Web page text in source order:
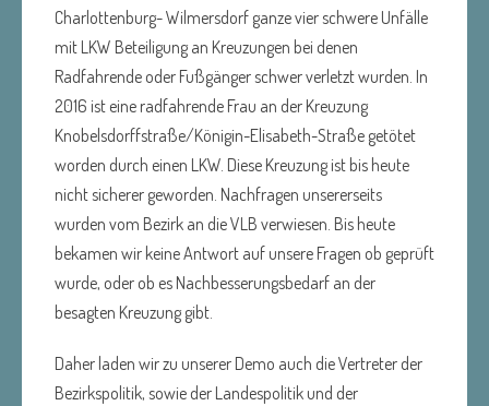
Charlottenburg- Wilmersdorf ganze vier schwere Unfälle
mit LKW Beteiligung an Kreuzungen bei denen
Radfahrende oder Fußgänger schwer verletzt wurden. In
2016 ist eine radfahrende Frau an der Kreuzung
Knobelsdorffstraße/Königin-Elisabeth-Straße getötet
worden durch einen LKW. Diese Kreuzung ist bis heute
nicht sicherer geworden. Nachfragen unsererseits
wurden vom Bezirk an die VLB verwiesen. Bis heute
bekamen wir keine Antwort auf unsere Fragen ob geprüft
wurde, oder ob es Nachbesserungsbedarf an der
besagten Kreuzung gibt.
Daher laden wir zu unserer Demo auch die Vertreter der
Bezirkspolitik, sowie der Landespolitik und der